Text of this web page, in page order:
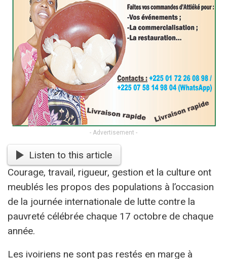
- Advertisement -
Listen to this article
Courage, travail, rigueur, gestion et la culture ont
meublés les propos des populations à l’occasion
de la journée internationale de lutte contre la
pauvreté célébrée chaque 17 octobre de chaque
année.
Les ivoiriens ne sont pas restés en marge à